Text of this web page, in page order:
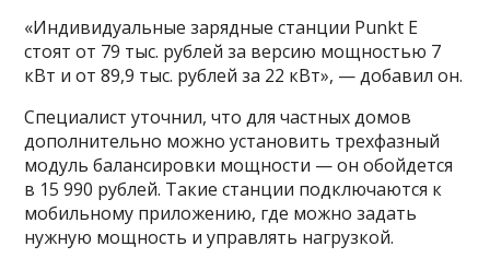
«Индивидуальные зарядные станции Punkt E
стоят от 79 тыс. рублей за версию мощностью 7
кВт и от 89,9 тыс. рублей за 22 кВт», — добавил он.
Специалист уточнил, что для частных домов
дополнительно можно установить трехфазный
модуль балансировки мощности — он обойдется
в 15 990 рублей. Такие станции подключаются к
мобильному приложению, где можно задать
нужную мощность и управлять нагрузкой.